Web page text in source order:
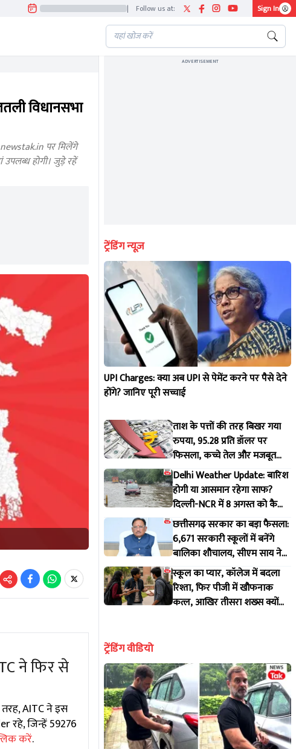
| Follow us at: Sign In
विधानसभा
पर मिलेंगे
होगी। जुड़े रहें
ने फिर से
AITC ने इस
रहे, जिन्हें 59276
करें.
ADVERTISEMENT
ट्रेंडिंग न्यूज़
UPI Charges: क्या अब UPI से पेमेंट करने पर पैसे देने
होंगे? जानिए पूरी सच्चाई
ताश के पत्तों की तरह बिखर गया
रुपया, 95.28 प्रति डॉलर पर
फिसला, कच्चे तेल और मजबूत
डॉलर से दबाव, पूरी डिटेल
Delhi Weather Update: बारिश
होगी या आसमान रहेगा साफ?
दिल्ली-NCR में 8 अगस्त को कैसा
रहेगा मौसम, IMD ने जारी किया
पूर्वानुमान
छत्तीसगढ़ सरकार का बड़ा फैसला:
6,671 सरकारी स्कूलों में बनेंगे
बालिका शौचालय, सीएम साय ने
की 'मेरी बेटी-मेरा अभिमान'
अभियान की शुरुआत
स्कूल का प्यार, कॉलेज में बदला
रिश्ता, फिर पीजी में खौफनाक
कत्ल, आखिर तीसरा शख्स क्यों
ट्रेंडिंग वीडियो